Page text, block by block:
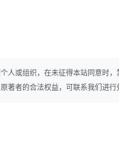
人或组织，在未征得本站同意时，
著者的合法权益，可联系我们进行